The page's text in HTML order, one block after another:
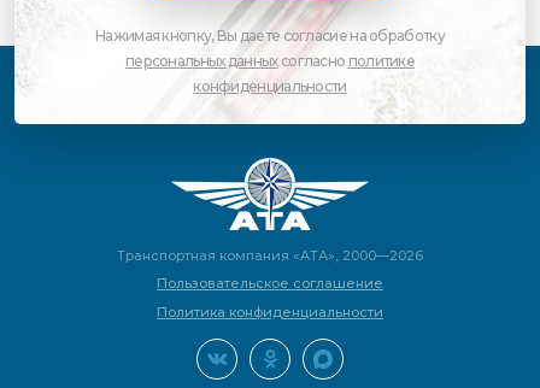
Нажимая кнопку, Вы даете согласие на обработку
персональных данныхсогласно политике
конфиденциальности
Транспортная компания «АТА», 2000—2026
Пользовательское соглашение
Политика конфиденциальности